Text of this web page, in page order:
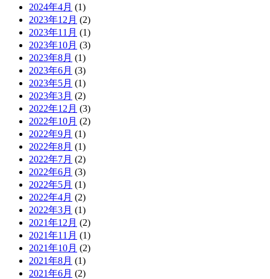
2024年4月 (1)
2023年12月 (2)
2023年11月 (1)
2023年10月 (3)
2023年8月 (1)
2023年6月 (3)
2023年5月 (1)
2023年3月 (2)
2022年12月 (3)
2022年10月 (2)
2022年9月 (1)
2022年8月 (1)
2022年7月 (2)
2022年6月 (3)
2022年5月 (1)
2022年4月 (2)
2022年3月 (1)
2021年12月 (2)
2021年11月 (1)
2021年10月 (2)
2021年8月 (1)
2021年6月 (2)